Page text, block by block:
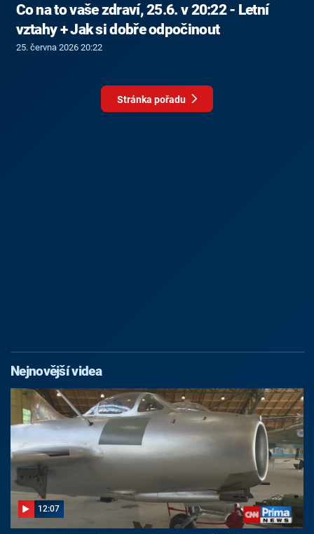
Co na to vaše zdraví, 25.6. v 20:22 - Letní
vztahy + Jak si dobře odpočinout
25. června 2026 20:22
Stránka pořadu
Nejnovější videa
12:07